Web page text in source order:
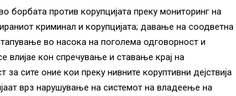
борбата против корупцијата преку мониторинг на
криминал и корупцијата; давање на соодветна
во насока на поголема одговорност и
влијае кон спречување и ставање крај на
сите оние кои преку нивните коруптивни дејствија
врз нарушување на системот на владеење на